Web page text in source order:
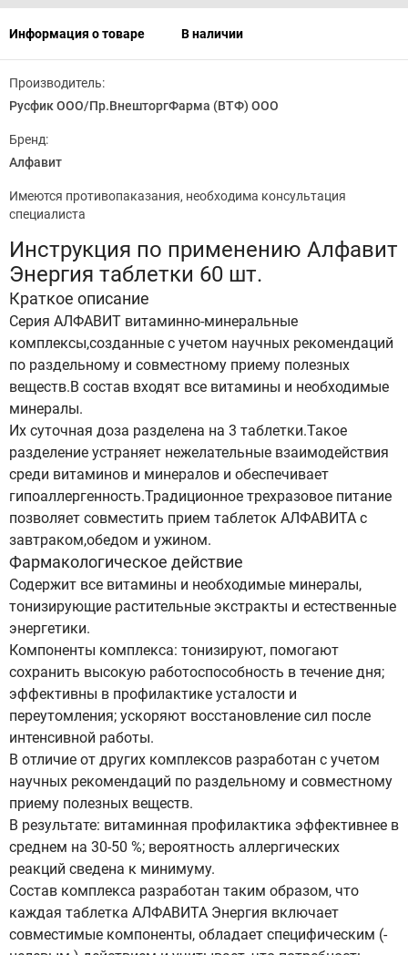
Информация о товаре В наличии
Производитель:
Русфик ООО/Пр.ВнешторгФарма (ВТФ) ООО
Бренд:
Алфавит
Имеются противопаказания, необходима консультация
специалиста
Инструкция по применению Алфавит
Энергия таблетки 60 шт.
Краткое описание
Серия АЛФАВИТ витаминно-минеральные
комплексы,созданные c учетом научных рекомендаций
по раздельному и совместному приему полезных
веществ.В состав входят все витамины и необходимые
минералы.
Их суточная доза разделена на 3 таблетки.Такое
разделение устраняет нежелательные взаимодействия
среди витаминов и минералов и обеспечивает
гипоаллергенность.Традиционное трехразовое питание
позволяет совместить прием таблеток АЛФАВИТА с
завтраком,обедом и ужином.
Фармакологическое действие
Содержит все витамины и необходимые минералы,
тонизирующие растительные экстракты и естественные
энергетики.
Компоненты комплекса: тонизируют, помогают
сохранить высокую работоспособность в течение дня;
эффективны в профилактике усталости и
переутомления; ускоряют восстановление сил после
интенсивной работы.
В отличие от других комплексов разработан с учетом
научных рекомендаций по раздельному и совместному
приему полезных веществ.
В результате: витаминная профилактика эффективнее в
среднем на 30-50 %; вероятность аллергических
реакций сведена к минимуму.
Состав комплекса разработан таким образом, что
каждая таблетка АЛФАВИТА Энергия включает
совместимые компоненты, обладает специфическим (-